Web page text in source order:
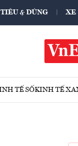
TIÊU & DÙNG XE
TẾ SỐKINH TẾ